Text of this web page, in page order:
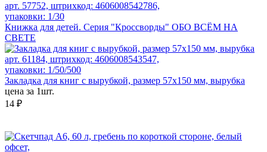
арт. 57752, штрихкод: 4606008542786,
упаковки: 1/30
Книжка для детей. Серия "Кроссворды" ОБО ВСЁМ НА
СВЕТЕ
арт. 61184, штрихкод: 4606008543547,
упаковки: 1/50/500
Закладка для книг с вырубкой, размер 57x150 мм, вырубка
цена за 1шт.
14 ₽